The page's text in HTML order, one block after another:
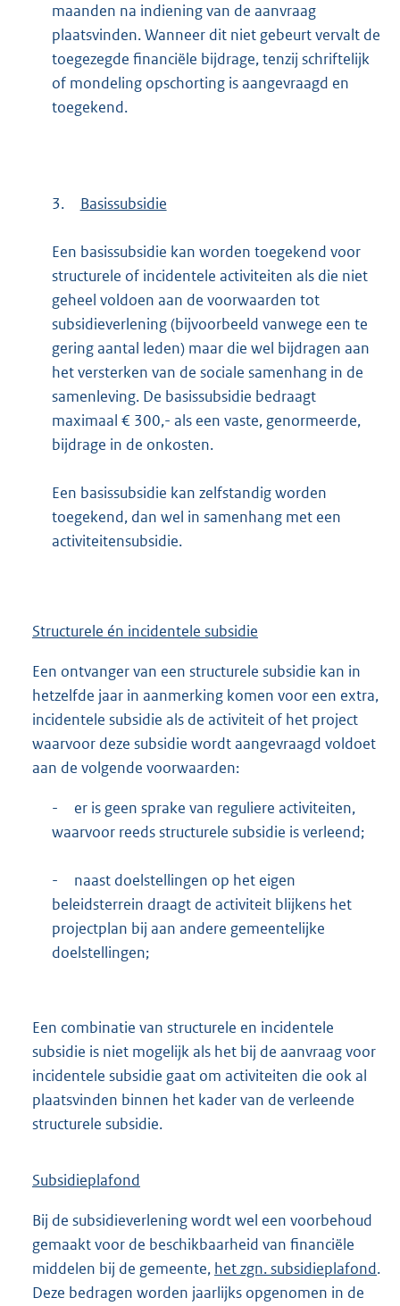
maanden na indiening van de aanvraag
plaatsvinden. Wanneer dit niet gebeurt vervalt de
toegezegde financiële bijdrage, tenzij schriftelijk
of mondeling opschorting is aangevraagd en
toegekend.
3. Basissubsidie
Een basissubsidie kan worden toegekend voor
structurele of incidentele activiteiten als die niet
geheel voldoen aan de voorwaarden tot
subsidieverlening (bijvoorbeeld vanwege een te
gering aantal leden) maar die wel bijdragen aan
het versterken van de sociale samenhang in de
samenleving. De basissubsidie bedraagt
maximaal € 300,- als een vaste, genormeerde,
bijdrage in de onkosten.
Een basissubsidie kan zelfstandig worden
toegekend, dan wel in samenhang met een
activiteitensubsidie.
Structurele én incidentele subsidie
Een ontvanger van een structurele subsidie kan in
hetzelfde jaar in aanmerking komen voor een extra,
incidentele subsidie als de activiteit of het project
waarvoor deze subsidie wordt aangevraagd voldoet
aan de volgende voorwaarden:
-
er is geen sprake van reguliere activiteiten,
waarvoor reeds structurele subsidie is verleend;
-
naast doelstellingen op het eigen
beleidsterrein draagt de activiteit blijkens het
projectplan bij aan andere gemeentelijke
doelstellingen;
Een combinatie van structurele en incidentele
subsidie is niet mogelijk als het bij de aanvraag voor
incidentele subsidie gaat om activiteiten die ook al
plaatsvinden binnen het kader van de verleende
structurele subsidie.
Subsidieplafond
Bij de subsidieverlening wordt wel een voorbehoud
gemaakt voor de beschikbaarheid van financiële
middelen bij de gemeente, het zgn. subsidieplafond.
Deze bedragen worden jaarlijks opgenomen in de